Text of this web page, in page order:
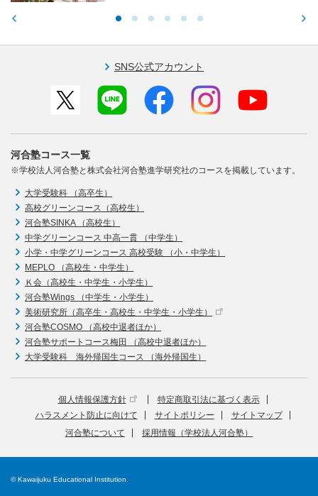
SNS公式アカウント
河合塾コース一覧
※学校法人河合塾と株式会社河合塾進学研究社のコースを掲載しています。
大学受験科 （高卒生）
高校グリーンコース（高校生）
河合塾SINKA （高校生）
中学グリーンコース 中高一貫 （中学生）
小学・中学グリーンコース 高校受験 （小・中学生）
MEPLO （高校生・中学生）
Ｋ会（高校生・中学生・小学生）
河合塾Wings （中学生・小学生）
美術研究所（高卒生・高校生・中学生・小学生）
河合塾COSMO （高校中退者ほか）
河合塾サポートコース梅田 （高校中退者ほか）
大学受験科 海外帰国生コース （海外帰国生）
個人情報保護方針
特定商取引法に基づく表示
ハラスメント防止に向けて
サイトポリシー
サイトマップ
河合塾について
採用情報（学校法人河合塾）
© Kawaijuku Educational Institution.